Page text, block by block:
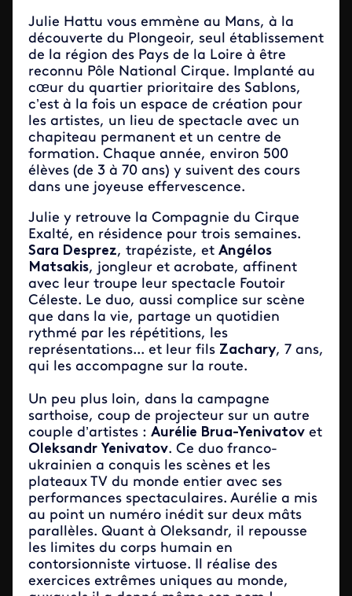
Julie Hattu vous emmène au Mans, à la
découverte du Plongeoir, seul établissement
de la région des Pays de la Loire à être
reconnu Pôle National Cirque. Implanté au
cœur du quartier prioritaire des Sablons,
c’est à la fois un espace de création pour
les artistes, un lieu de spectacle avec un
chapiteau permanent et un centre de
formation. Chaque année, environ 500
élèves (de 3 à 70 ans) y suivent des cours
dans une joyeuse effervescence.
Julie y retrouve la Compagnie du Cirque
Exalté, en résidence pour trois semaines.
Sara Desprez, trapéziste, et Angélos
Matsakis, jongleur et acrobate, affinent
avec leur troupe leur spectacle Foutoir
Céleste. Le duo, aussi complice sur scène
que dans la vie, partage un quotidien
rythmé par les répétitions, les
représentations... et leur fils Zachary, 7 ans,
qui les accompagne sur la route.
Un peu plus loin, dans la campagne
sarthoise, coup de projecteur sur un autre
couple d’artistes : Aurélie Brua-Yenivatov et
Oleksandr Yenivatov. Ce duo franco-
ukrainien a conquis les scènes et les
plateaux TV du monde entier avec ses
performances spectaculaires. Aurélie a mis
au point un numéro inédit sur deux mâts
parallèles. Quant à Oleksandr, il repousse
les limites du corps humain en
contorsionniste virtuose. Il réalise des
exercices extrêmes uniques au monde,